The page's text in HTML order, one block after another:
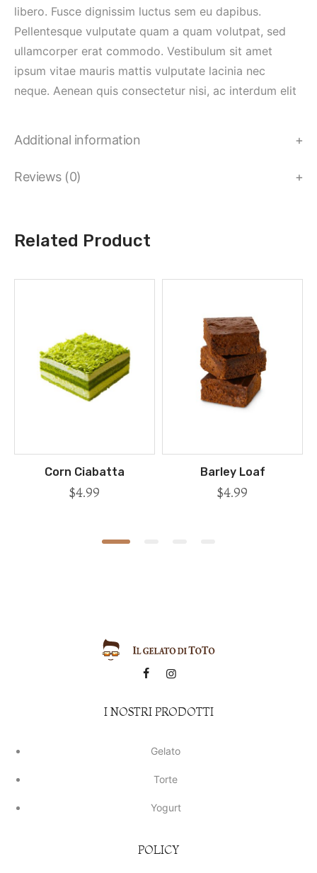
libero. Fusce dignissim luctus sem eu dapibus.
Pellentesque vulputate quam a quam volutpat, sed
ullamcorper erat commodo. Vestibulum sit amet
ipsum vitae mauris mattis vulputate lacinia nec
neque. Aenean quis consectetur nisi, ac interdum elit
Additional information
Reviews (0)
Related Product
Barley Loaf Olivetta
I NOSTRI PRODOTTI
Gelato
Torte
Yogurt
POLICY